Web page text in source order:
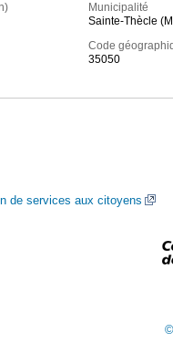
Municipalité
Sainte-Thècle
Code
35050
de services aux citoyens